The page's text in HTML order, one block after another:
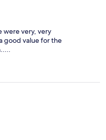
were very, very
good value for the